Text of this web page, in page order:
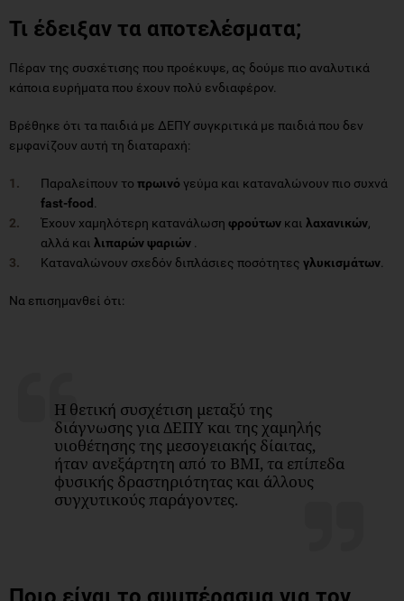
Τι έδειξαν τα αποτελέσματα;
Πέραν της συσχέτισης που προέκυψε, ας δούμε πιο αναλυτικά
κάποια ευρήματα που έχουν πολύ ενδιαφέρον.
Βρέθηκε ότι τα παιδιά με ΔΕΠΥ συγκριτικά με παιδιά που δεν
εμφανίζουν αυτή τη διαταραχή:
Παραλείπουν το πρωινό γεύμα και καταναλώνουν πιο συχνά
fast-food
Έχουν χαμηλότερη κατανάλωση φρούτων και λαχανικών,
αλλά και λιπαρών ψαριών
Καταναλώνουν σχεδόν διπλάσιες ποσότητες γλυκισμάτων
Να επισημανθεί ότι:
Η θετική συσχέτιση μεταξύ της
διάγνωσης για ΔΕΠΥ και της χαμηλής
υιοθέτησης της μεσογειακής δίαιτας,
ήταν ανεξάρτητη από το BMI, τα επίπεδα
φυσικής δραστηριότητας και άλλους
συγχυτικούς παράγοντες.